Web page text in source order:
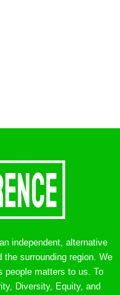
independent, alternative
surrounding region. We
people matters to us. To
Diversity, Equity, and